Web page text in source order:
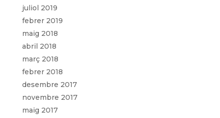
juliol 2019
febrer 2019
maig 2018
abril 2018
març 2018
febrer 2018
desembre 2017
novembre 2017
maig 2017